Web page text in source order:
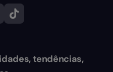
tendências,